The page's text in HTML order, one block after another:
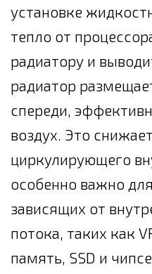
установке
тепло от
радиатору и
радиатор
спереди,
воздух. Это
циркулирующего
особенно важно
зависящих от
потока, таких как
память, SSD и